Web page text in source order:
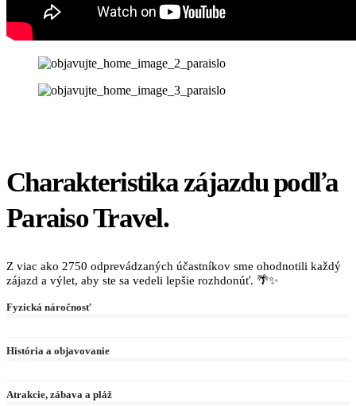
Charakteristika zájazdu podľa
Paraiso Travel.
Z viac ako 2750 odprevádzaných účastníkov sme ohodnotili každý
zájazd a výlet, aby ste sa vedeli lepšie rozhdonúť. 🌴✨
Fyzická náročnosť
História a objavovanie
Atrakcie, zábava a pláž